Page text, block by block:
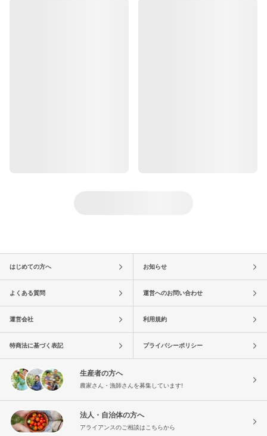
はじめての方へ お知らせ
よくある質問 運営へのお問い合わせ
運営会社 利用規約
特商法に基づく表記 プライバシーポリシー
生産者の方へ
農家さん・漁師さんを募集しています!
法人・自治体の方へ
アライアンスのご相談はこちらから